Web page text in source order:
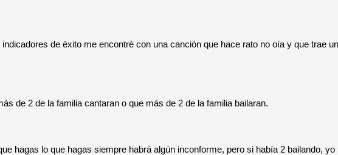
de éxito me encontré con una canción que hace rato no oía y que trae
de 2 de la familia cantaran o que más de 2 de la familia bailaran.
hagas lo que hagas siempre habrá algún inconforme, pero si había 2 bailando, yo